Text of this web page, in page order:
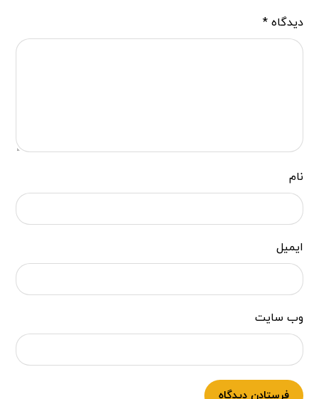
دیدگاه*
نام
ایمیل
وب‌ سایت
فرستادن دیدگاه